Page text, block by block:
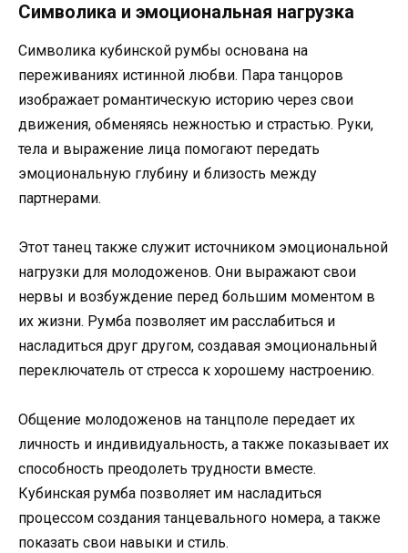
Символика и эмоциональная нагрузка
Символика кубинской румбы основана на
переживаниях истинной любви. Пара танцоров
изображает романтическую историю через свои
движения, обменяясь нежностью и страстью. Руки,
тела и выражение лица помогают передать
эмоциональную глубину и близость между
партнерами.
Этот танец также служит источником эмоциональной
нагрузки для молодоженов. Они выражают свои
нервы и возбуждение перед большим моментом в
их жизни. Румба позволяет им расслабиться и
насладиться друг другом, создавая эмоциональный
переключатель от стресса к хорошему настроению.
Общение молодоженов на танцполе передает их
личность и индивидуальность, а также показывает их
способность преодолеть трудности вместе.
Кубинская румба позволяет им насладиться
процессом создания танцевального номера, а также
показать свои навыки и стиль.